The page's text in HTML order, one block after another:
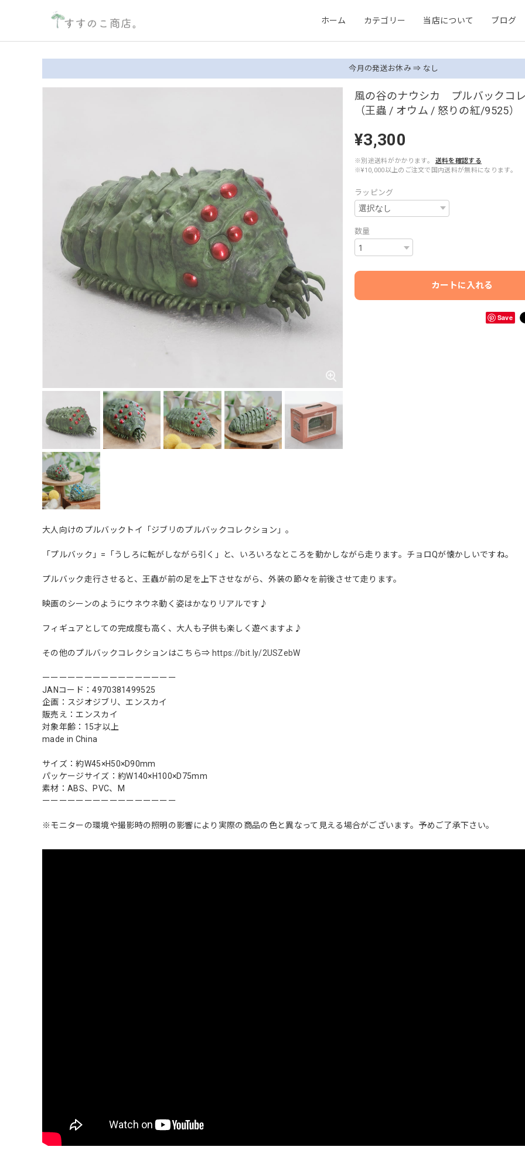
ホーム カテゴリー 当店について ブログ
今月の発送お休み ⇒ なし
風の谷のナウシカ プルバックコ
（王蟲 / オウム / 怒りの紅/9525）
¥3,300
※別途送料がかかります。
送料を確認する
※¥10,000以上のご注文で国内送料が無料になります。
ラッピング
数量
カートに入れる
Save
大人向けのプルバックトイ「ジブリのプルバックコレクション」。
「プルバック」=「うしろに転がしながら引く」と、いろいろなところを動かしながら走ります。チョロQが懐かしいですね。
プルバック走行させると、王蟲が前の足を上下させながら、外装の節々を前後させて走ります。
映画のシーンのようにウネウネ動く姿はかなりリアルです♪
フィギュアとしての完成度も高く、大人も子供も楽しく遊べますよ♪
その他のプルバックコレクションはこちら⇒ https://bit.ly/2USZebW
ーーーーーーーーーーーーーーーー
JANコード：4970381499525
企画：スジオジブリ、エンスカイ
販売え：エンスカイ
対象年齢：15才以上
made in China
サイズ：約W45×H50×D90mm
パッケージサイズ：約W140×H100×D75mm
素材：ABS、PVC、M
ーーーーーーーーーーーーーーーー
※モニターの環境や撮影時の照明の影響により実際の商品の色と異なって見える場合がございます。予めご了承下さい。